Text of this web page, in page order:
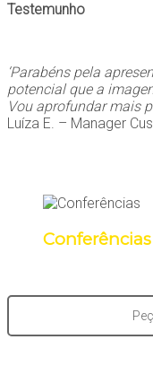
Testemunho
‘Parabéns pela
potencial que a
Vou aprofundar mais
Luíza E. – Manager
Conferências